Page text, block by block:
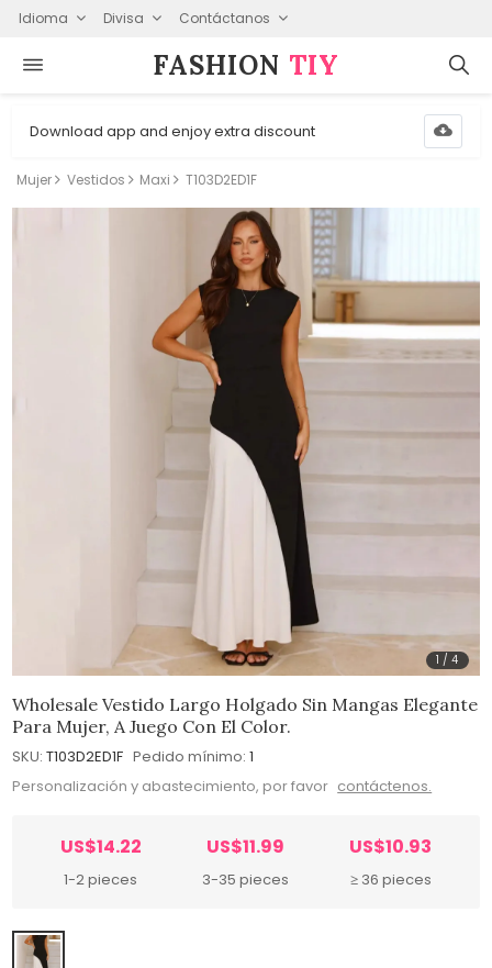
Idioma Divisa Contáctanos
FASHION⁠ TIY
Download app and enjoy extra discount
Mujer Vestidos Maxi T103D2ED1F
1 /4
Wholesale Vestido Largo Holgado Sin Mangas Elegante
Para Mujer, A Juego Con El Color.
SKU: T103D2ED1F Pedido mínimo: 1
Personalización y abastecimiento, por favor contáctenos.
US$14.22
1-2 pieces
US$11.99
3-35 pieces
US$10.93
≥ 36 pieces